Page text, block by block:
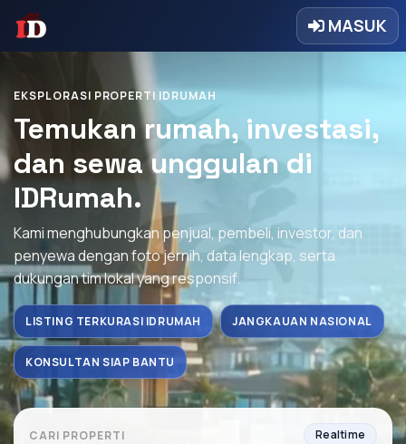
MASUK
EKSPLORASI PROPERTI IDRUMAH
Temukan rumah, investasi,
dan sewa unggulan di
IDRumah.
Kami menghubungkan penjual, pembeli, investor, dan
penyewa dengan foto jernih, data lengkap, serta
dukungan tim lokal yang responsif.
LISTING TERKURASI IDRUMAH JANGKAUAN NASIONAL
KONSULTAN SIAP BANTU
CARI PROPERTI Realtime